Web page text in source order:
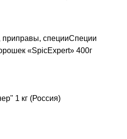
специиСпеции
«SpicExpert» 400г
1 кг (Россия)